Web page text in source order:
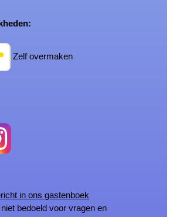
Zelf overmaken
in ons gastenboek
bedoeld voor vragen en